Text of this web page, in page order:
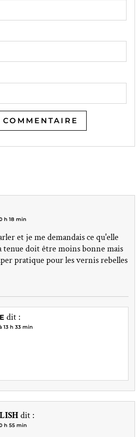
h 18 min
et je me demandais ce qu'elle
tenue doit être moins bonne mais
pratique pour les vernis rebelles
dit :
13 h 33 min
dit :
h 55 min